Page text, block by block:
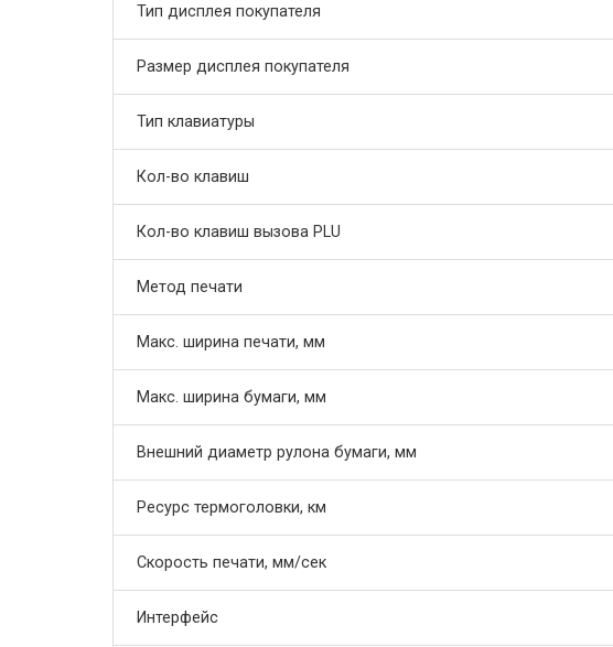
Тип дисплея покупателя
Размер дисплея покупателя
Тип клавиатуры
Кол-во клавиш
Кол-во клавиш вызова PLU
Метод печати
Макс. ширина печати, мм
Макс. ширина бумаги, мм
Внешний диаметр рулона бумаги, мм
Ресурс термоголовки, км
Скорость печати, мм/сек
Интерфейс